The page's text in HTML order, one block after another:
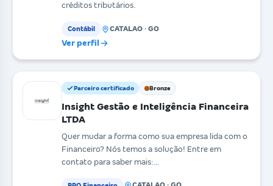
créditos tributários.
Contábil CATALAO · GO
Ver perfil
Parceiro certificado Bronze
Insight Gestão e Inteligência Financeira
LTDA
Quer mudar a forma como sua empresa lida com o
Financeiro? Nós temos a solução! Entre em
contato para saber mais: